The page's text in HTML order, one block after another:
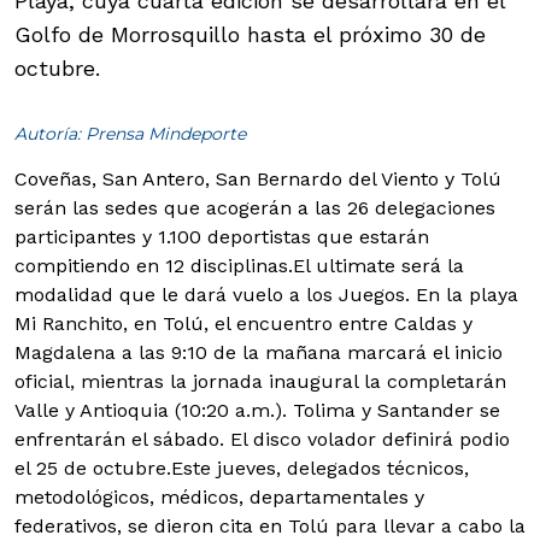
Golfo de Morrosquillo hasta el próximo 30 de
octubre.
Autoría: Prensa Mindeporte
Coveñas, San Antero, San Bernardo del Viento y Tolú
serán las sedes que acogerán a las 26 delegaciones
participantes y 1.100 deportistas que estarán
compitiendo en 12 disciplinas.El ultimate será la
modalidad que le dará vuelo a los Juegos. En la playa
Mi Ranchito, en Tolú, el encuentro entre Caldas y
Magdalena a las 9:10 de la mañana marcará el inicio
oficial, mientras la jornada inaugural la completarán
Valle y Antioquia (10:20 a.m.). Tolima y Santander se
enfrentarán el sábado. El disco volador definirá podio
el 25 de octubre.Este jueves, delegados técnicos,
metodológicos, médicos, departamentales y
federativos, se dieron cita en Tolú para llevar a cabo la